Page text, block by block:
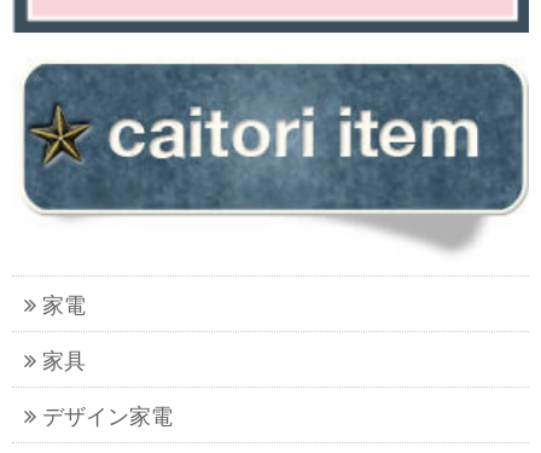
家電
家具
デザイン家電